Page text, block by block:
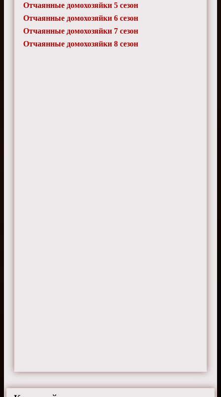
Отчаянные домохозяйки 5 сезон
Отчаянные домохозяйки 6 сезон
Отчаянные домохозяйки 7 сезон
Отчаянные домохозяйки 8 сезон